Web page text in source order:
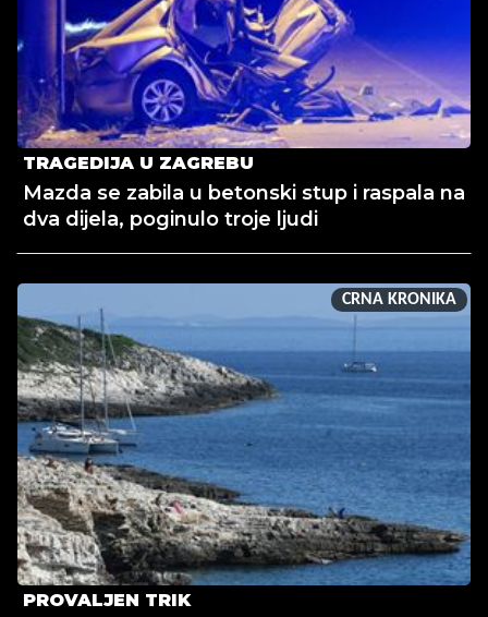
TRAGEDIJA U ZAGREBU
Mazda se zabila u betonski stup i raspala na
dva dijela, poginulo troje ljudi
CRNA KRONIKA
PROVALJEN TRIK